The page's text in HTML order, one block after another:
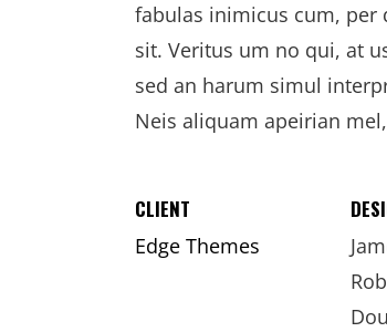
fabulas inimicus cum, per
sit. Veritus um no qui, at
sed an harum simul
Neis aliquam apeirian
CLIENT
Edge Themes